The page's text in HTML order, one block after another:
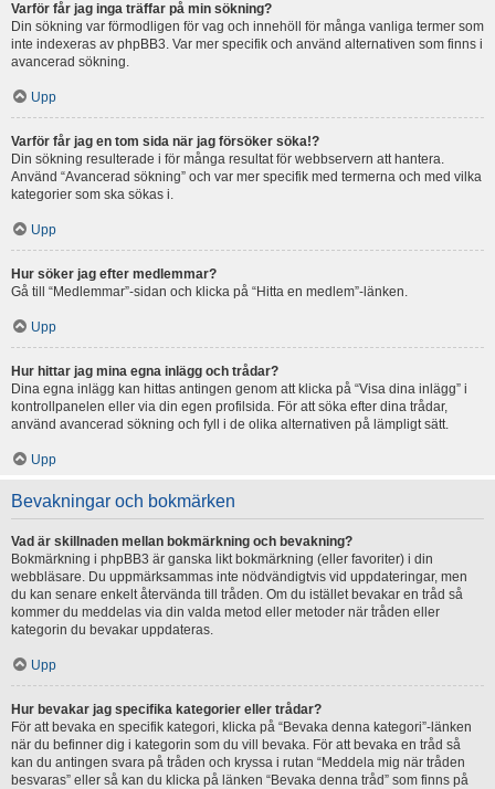
Varför får jag inga träffar på min sökning?
Din sökning var förmodligen för vag och innehöll för många vanliga termer som
inte indexeras av phpBB3. Var mer specifik och använd alternativen som finns i
avancerad sökning.
Upp
Varför får jag en tom sida när jag försöker söka!?
Din sökning resulterade i för många resultat för webbservern att hantera.
Använd “Avancerad sökning” och var mer specifik med termerna och med vilka
kategorier som ska sökas i.
Upp
Hur söker jag efter medlemmar?
Gå till “Medlemmar”-sidan och klicka på “Hitta en medlem”-länken.
Upp
Hur hittar jag mina egna inlägg och trådar?
Dina egna inlägg kan hittas antingen genom att klicka på “Visa dina inlägg” i
kontrollpanelen eller via din egen profilsida. För att söka efter dina trådar,
använd avancerad sökning och fyll i de olika alternativen på lämpligt sätt.
Upp
Bevakningar och bokmärken
Vad är skillnaden mellan bokmärkning och bevakning?
Bokmärkning i phpBB3 är ganska likt bokmärkning (eller favoriter) i din
webbläsare. Du uppmärksammas inte nödvändigtvis vid uppdateringar, men
du kan senare enkelt återvända till tråden. Om du istället bevakar en tråd så
kommer du meddelas via din valda metod eller metoder när tråden eller
kategorin du bevakar uppdateras.
Upp
Hur bevakar jag specifika kategorier eller trådar?
För att bevaka en specifik kategori, klicka på “Bevaka denna kategori”-länken
när du befinner dig i kategorin som du vill bevaka. För att bevaka en tråd så
kan du antingen svara på tråden och kryssa i rutan “Meddela mig när tråden
besvaras” eller så kan du klicka på länken “Bevaka denna tråd” som finns på